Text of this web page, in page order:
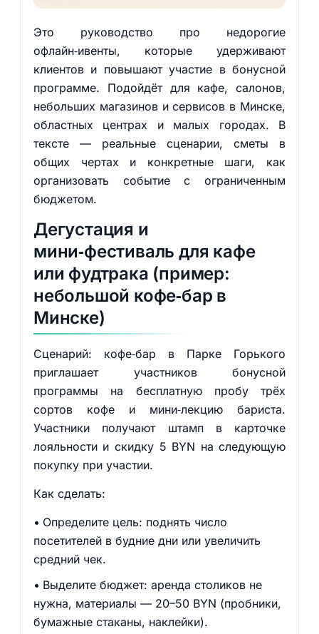
Это руководство про недорогие
офлайн‑ивенты, которые удерживают
клиентов и повышают участие в бонусной
программе. Подойдёт для кафе, салонов,
небольших магазинов и сервисов в Минске,
областных центрах и малых городах. В
тексте — реальные сценарии, сметы в
общих чертах и конкретные шаги, как
организовать событие с ограниченным
бюджетом.
Дегустация и
мини‑фестиваль для кафе
или фудтрака (пример:
небольшой кофе‑бар в
Минске)
Сценарий: кофе‑бар в Парке Горького
приглашает участников бонусной
программы на бесплатную пробу трёх
сортов кофе и мини‑лекцию бариста.
Участники получают штамп в карточке
лояльности и скидку 5 BYN на следующую
покупку при участии.
Как сделать:
Определите цель: поднять число
посетителей в будние дни или увеличить
средний чек.
Выделите бюджет: аренда столиков не
нужна, материалы — 20–50 BYN (пробники,
бумажные стаканы, наклейки).